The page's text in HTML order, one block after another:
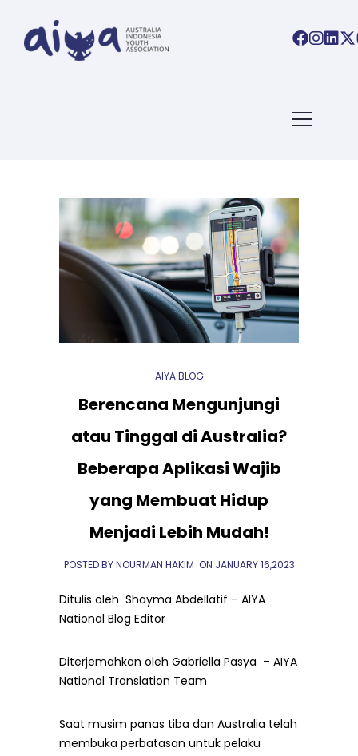
ARTICLES TAGGED WITH:
LIBURAN
AIYA BLOG
Berencana Mengunjungi
atau Tinggal di Australia?
Beberapa Aplikasi Wajib
yang Membuat Hidup
Menjadi Lebih Mudah!
POSTED BY NOURMAN HAKIM ON JANUARY 16,2023
Ditulis oleh Shayma Abdellatif – AIYA
National Blog Editor
Diterjemahkan oleh Gabriella Pasya – AIYA
National Translation Team
Saat musim panas tiba dan Australia telah
membuka perbatasan untuk pelaku